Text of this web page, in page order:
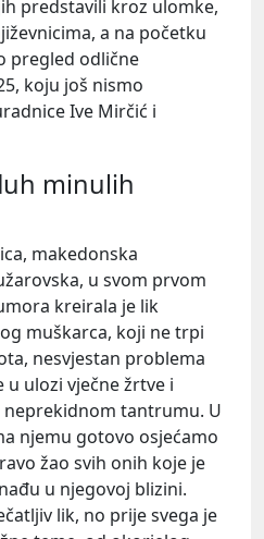
predstavili kroz ulomke,
a na početku
pregled odlične
koju još nismo
Ive Mirčić i
minulih
makedonska
u svom prvom
kreirala je lik
muškarca, koji ne trpi
nesvjestan problema
u ulozi vječne žrtve i
neprekidnom tantrumu. U
njemu gotovo osjećamo
žao svih onih koje je
u njegovoj blizini.
lik, no prije svega je